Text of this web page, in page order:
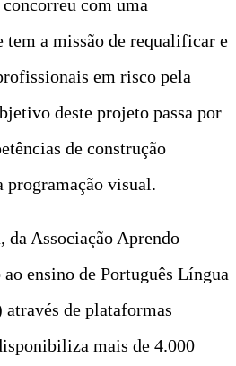
com uma
a missão de requalificar e
em risco pela
deste projeto passa por
de construção
programação visual.
da Associação Aprendo
ensino de Português Língua
de plataformas
mais de 4.000